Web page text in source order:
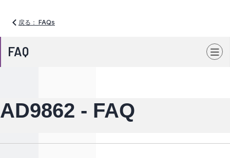
戻る： FAQs
FAQ
AD9862 - FAQ